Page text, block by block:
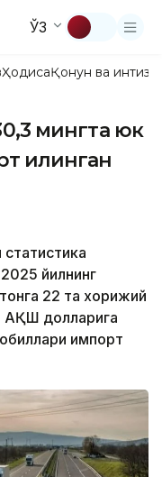
ЎЗ
ҲодисаҚонун ва
мингта юк
қилинган
йилнинг
22 та хорижий
АҚШ долларига
импорт